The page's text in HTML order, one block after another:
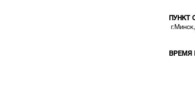
ПУНКТ
ВРЕМЯ